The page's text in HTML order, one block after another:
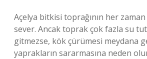
Açelya bitkisi toprağının her zaman
sever. Ancak toprak çok fazla su
gitmezse, kök çürümesi meydana
yaprakların sararmasına neden